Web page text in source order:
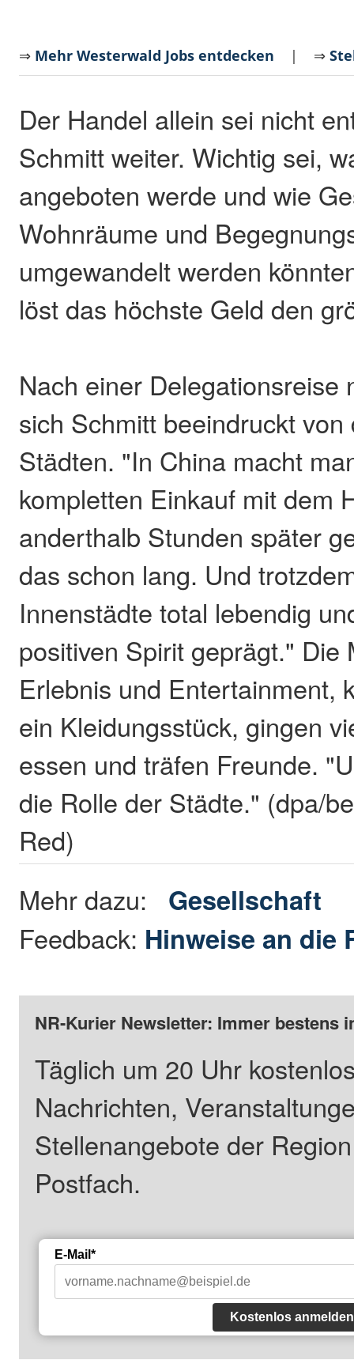
⇒ Mehr Westerwald Jobs entdecken | ⇒
Der Handel allein sei nicht
Schmitt weiter. Wichtig sei,
angeboten werde und wie
Wohnräume und
umgewandelt werden
löst das höchste Geld den
Nach einer Delegationsreise
sich Schmitt beeindruckt
Städten. "In China macht
kompletten Einkauf mit dem
anderthalb Stunden später
das schon lang. Und
Innenstädte total lebendig
positiven Spirit geprägt." Die
Erlebnis und Entertainment,
ein Kleidungsstück, gingen
essen und träfen Freunde.
die Rolle der Städte." (dpa/
Red)
Mehr dazu: Gesellschaft
Feedback: Hinweise an die
NR-Kurier Newsletter: Immer bestens
Täglich um 20 Uhr
Nachrichten,
Stellenangebote der
Postfach.
E-Mail*
Kostenlos anmelden